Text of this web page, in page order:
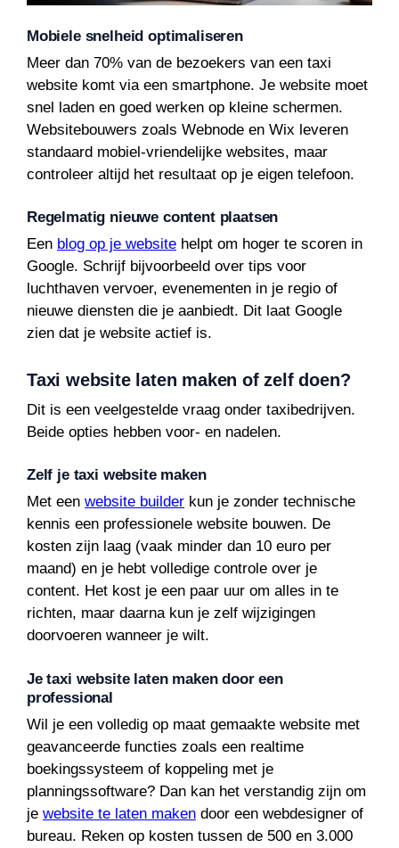
Mobiele snelheid optimaliseren
Meer dan 70% van de bezoekers van een taxi
website komt via een smartphone. Je website moet
snel laden en goed werken op kleine schermen.
Websitebouwers zoals Webnode en Wix leveren
standaard mobiel-vriendelijke websites, maar
controleer altijd het resultaat op je eigen telefoon.
Regelmatig nieuwe content plaatsen
Een blog op je website helpt om hoger te scoren in
Google. Schrijf bijvoorbeeld over tips voor
luchthaven vervoer, evenementen in je regio of
nieuwe diensten die je aanbiedt. Dit laat Google
zien dat je website actief is.
Taxi website laten maken of zelf doen?
Dit is een veelgestelde vraag onder taxibedrijven.
Beide opties hebben voor- en nadelen.
Zelf je taxi website maken
Met een website builder kun je zonder technische
kennis een professionele website bouwen. De
kosten zijn laag (vaak minder dan 10 euro per
maand) en je hebt volledige controle over je
content. Het kost je een paar uur om alles in te
richten, maar daarna kun je zelf wijzigingen
doorvoeren wanneer je wilt.
Je taxi website laten maken door een
professional
Wil je een volledig op maat gemaakte website met
geavanceerde functies zoals een realtime
boekingssysteem of koppeling met je
planningssoftware? Dan kan het verstandig zijn om
je website te laten maken door een webdesigner of
bureau. Reken op kosten tussen de 500 en 3.000